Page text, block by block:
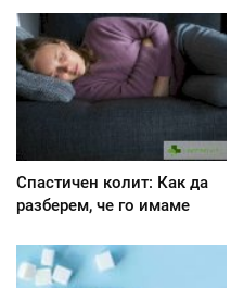
Спастичен колит: Как да
разберем, че го имаме